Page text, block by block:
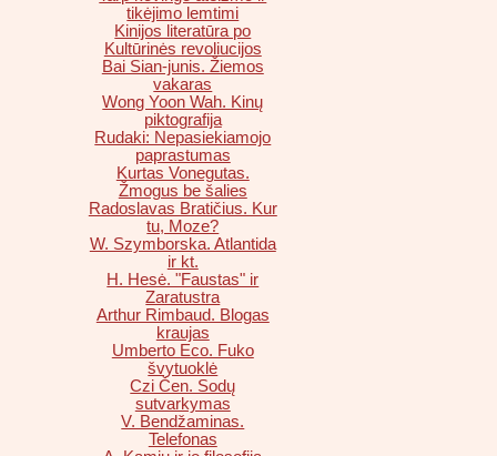
tikėjimo lemtimi
Kinijos literatūra po
Kultūrinės revoliucijos
Bai Sian-junis. Žiemos
vakaras
Wong Yoon Wah. Kinų
piktografija
Rudaki: Nepasiekiamojo
paprastumas
Kurtas Vonegutas.
Žmogus be šalies
Radoslavas Bratičius. Kur
tu, Moze?
W. Szymborska. Atlantida
ir kt.
H. Hesė. "Faustas" ir
Zaratustra
Arthur Rimbaud. Blogas
kraujas
Umberto Eco. Fuko
švytuoklė
Czi Čen. Sodų
sutvarkymas
V. Bendžaminas.
Telefonas